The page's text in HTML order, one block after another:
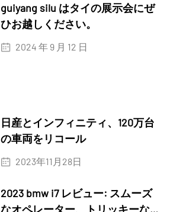
guiyang silu はタイの展示会にぜ
ひお越しください。
2024 年 9 月 12 日
日産とインフィニティ、120万台
の車両をリコール
2023年11月28日
2023 bmw i7 レビュー: スムーズ
なオペレーター、トリッキーな